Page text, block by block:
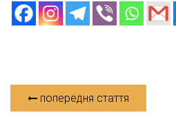
попередня стаття